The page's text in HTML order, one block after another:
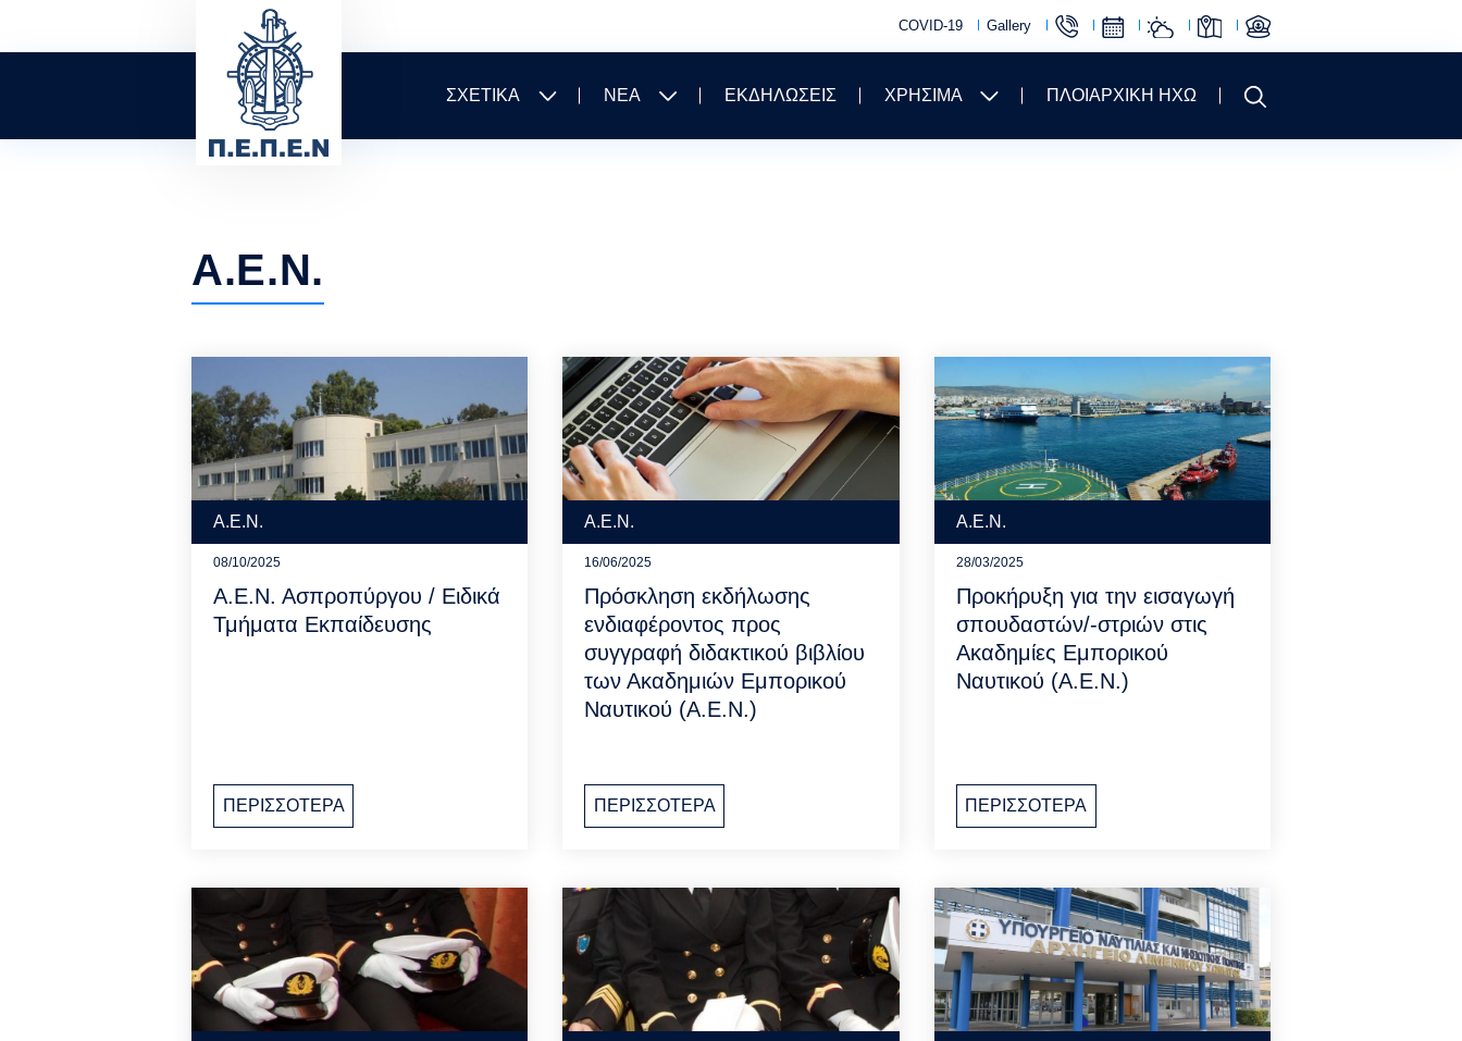
COVID-19 Gallery
ΣΧΕΤΙΚΑ ΝΕΑ ΕΚΔΗΛΩΣΕΙΣ ΧΡΗΣΙΜΑ ΠΛΟΙΑΡΧΙΚΗ ΗΧΩ
Α.Ε.Ν.
Α.Ε.Ν.
08/10/2025
Α.Ε.Ν. Ασπροπύργου / Ειδικά
Τμήματα Εκπαίδευσης
ΠΕΡΙΣΣΟΤΕΡΑ
Α.Ε.Ν.
16/06/2025
Πρόσκληση εκδήλωσης
ενδιαφέροντος προς
συγγραφή διδακτικού βιβλίου
των Ακαδημιών Εμπορικού
Ναυτικού (Α.Ε.Ν.)
ΠΕΡΙΣΣΟΤΕΡΑ
Α.Ε.Ν.
28/03/2025
Προκήρυξη για την εισαγωγή
σπουδαστών/-στριών στις
Ακαδημίες Εμπορικού
Ναυτικού (Α.Ε.Ν.)
ΠΕΡΙΣΣΟΤΕΡΑ